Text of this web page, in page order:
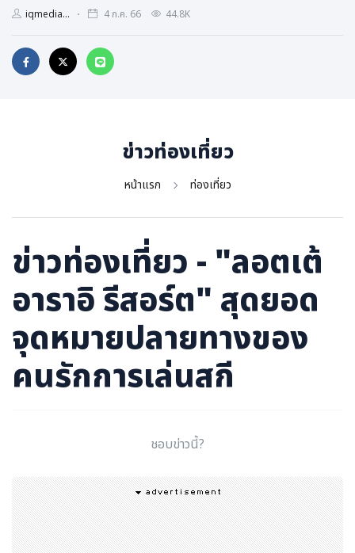
ขนส่ง
กิจกรรม
iqmedia... 4 ก.ค. 66 44.8K
ข่าวท่องเที่ยว
หน้าแรก ท่องเที่ยว
ข่าวท่องเที่ยว - "ลอตเต้
อาราอิ รีสอร์ต" สุดยอด
จุดหมายปลายทางของ
คนรักการเล่นสกี
ชอบข่าวนี้?